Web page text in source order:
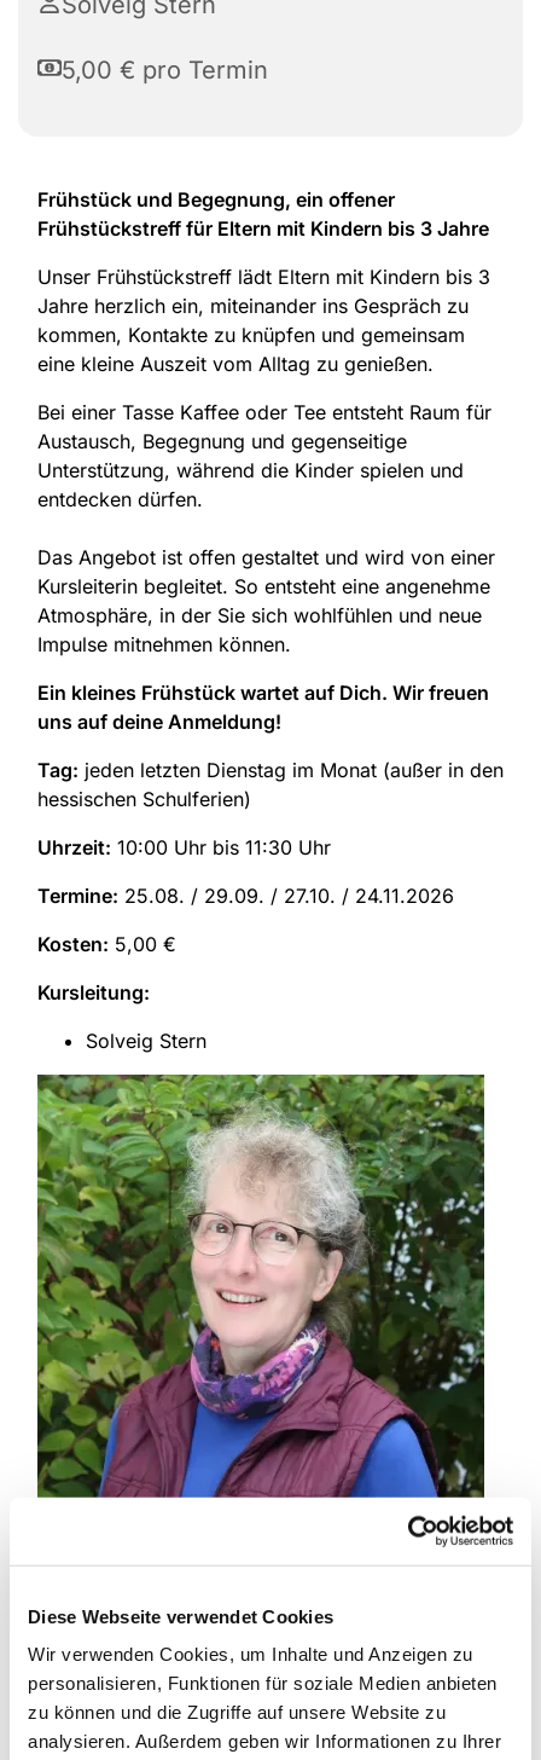
Diese Webseite verwendet Cookies
Wir verwenden Cookies, um Inhalte und Anzeigen zu
personalisieren, Funktionen für soziale Medien anbieten
zu können und die Zugriffe auf unsere Website zu
analysieren. Außerdem geben wir Informationen zu Ihrer
5,00 € pro Termin
Frühstück und Begegnung, ein offener
Frühstückstreff für Eltern mit Kindern bis 3 Jahre
Unser Frühstückstreff lädt Eltern mit Kindern bis 3
Jahre herzlich ein, miteinander ins Gespräch zu
kommen, Kontakte zu knüpfen und gemeinsam
eine kleine Auszeit vom Alltag zu genießen.
Bei einer Tasse Kaffee oder Tee entsteht Raum für
Austausch, Begegnung und gegenseitige
Unterstützung, während die Kinder spielen und
entdecken dürfen.
Das Angebot ist offen gestaltet und wird von einer
Kursleiterin begleitet. So entsteht eine angenehme
Atmosphäre, in der Sie sich wohlfühlen und neue
Impulse mitnehmen können.
Ein kleines Frühstück wartet auf Dich. Wir freuen
uns auf deine Anmeldung!
Tag: jeden letzten Dienstag im Monat (außer in den
hessischen Schulferien)
Uhrzeit: 10:00 Uhr bis 11:30 Uhr
Termine: 25.08. / 29.09. / 27.10. / 24.11.2026
Kosten: 5,00 €
Kursleitung:
Solveig Stern